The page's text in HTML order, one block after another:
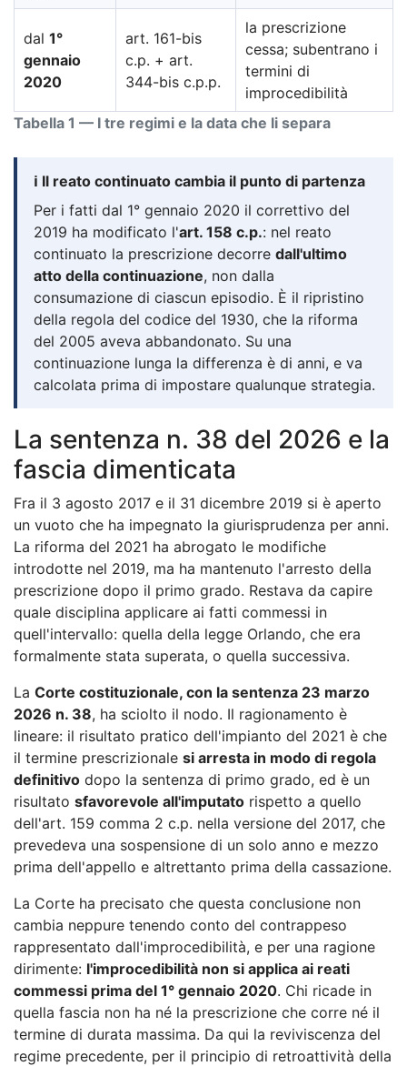
Tabella 1 — I tre regimi e la data che li separa
dal 1°
gennaio
2020
art. 161-bis
c.p. + art.
344-bis c.p.p.
la prescrizione
cessa; subentrano i
termini di
improcedibilità
ℹ️ Il reato continuato cambia il punto di partenza
Per i fatti dal 1° gennaio 2020 il correttivo del
2019 ha modificato l'art. 158 c.p.: nel reato
continuato la prescrizione decorre dall'ultimo
atto della continuazione, non dalla
consumazione di ciascun episodio. È il ripristino
della regola del codice del 1930, che la riforma
del 2005 aveva abbandonato. Su una
continuazione lunga la differenza è di anni, e va
calcolata prima di impostare qualunque strategia.
La sentenza n. 38 del 2026 e la
fascia dimenticata
Fra il 3 agosto 2017 e il 31 dicembre 2019 si è aperto
un vuoto che ha impegnato la giurisprudenza per anni.
La riforma del 2021 ha abrogato le modifiche
introdotte nel 2019, ma ha mantenuto l'arresto della
prescrizione dopo il primo grado. Restava da capire
quale disciplina applicare ai fatti commessi in
quell'intervallo: quella della legge Orlando, che era
formalmente stata superata, o quella successiva.
La Corte costituzionale, con la sentenza 23 marzo
2026 n. 38, ha sciolto il nodo. Il ragionamento è
lineare: il risultato pratico dell'impianto del 2021 è che
il termine prescrizionale si arresta in modo di regola
definitivo dopo la sentenza di primo grado, ed è un
risultato sfavorevole all'imputato rispetto a quello
dell'art. 159 comma 2 c.p. nella versione del 2017, che
prevedeva una sospensione di un solo anno e mezzo
prima dell'appello e altrettanto prima della cassazione.
La Corte ha precisato che questa conclusione non
cambia neppure tenendo conto del contrappeso
rappresentato dall'improcedibilità, e per una ragione
dirimente: l'improcedibilità non si applica ai reati
commessi prima del 1° gennaio 2020. Chi ricade in
quella fascia non ha né la prescrizione che corre né il
termine di durata massima. Da qui la reviviscenza del
regime precedente, per il principio di retroattività della